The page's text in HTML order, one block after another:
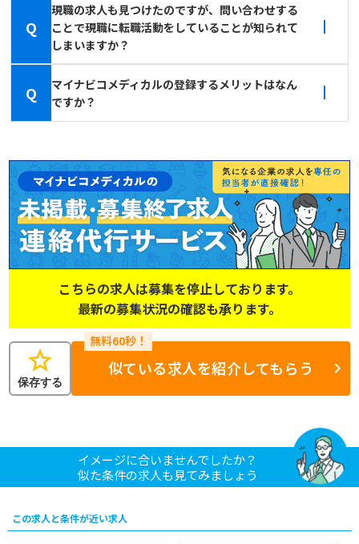
Q
現職の求人も見つけたのですが、問い合わせする
ことで現職に転職活動をしていることが知られて
しまいますか？
Q
マイナビコメディカルの登録するメリットはなん
ですか？
こちらの求人は募集を停止しております。
最新の募集状況の確認も承ります。
star
保存する
似ている求人を紹介してもらう
イメージに合いませんでしたか？
似た条件の求人も見てみましょう
この求人と条件が近い求人